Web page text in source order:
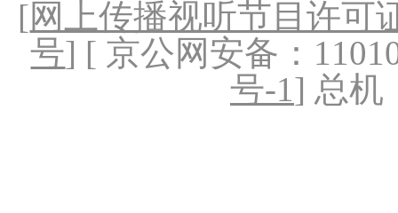
[网上传播视听节目许可
号] [ 京公网安备：
号-1] 总机